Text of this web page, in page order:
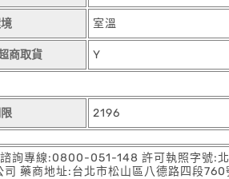
室溫
商取貨 Y
2196
詢專線:0800-051-148 許可執照字號:
司 藥商地址:台北市松山區八德路四段